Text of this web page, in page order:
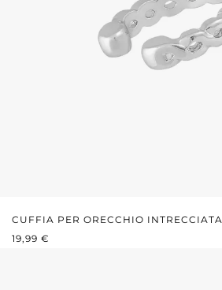
CUFFIA PER ORECCHIO INTRECCIATA
PREZZO NORMALE:
19,99 €